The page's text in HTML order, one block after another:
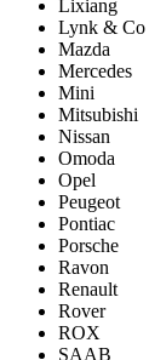
Lixiang
Lynk & Co
Mazda
Mercedes
Mini
Mitsubishi
Nissan
Omoda
Opel
Peugeot
Pontiac
Porsсhe
Ravon
Renault
Rover
ROX
SAAB